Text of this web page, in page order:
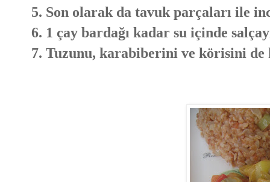
5. Son olarak da tavuk parçaları ile
6. 1 çay bardağı kadar su içinde
7. Tuzunu, karabiberini ve körisini